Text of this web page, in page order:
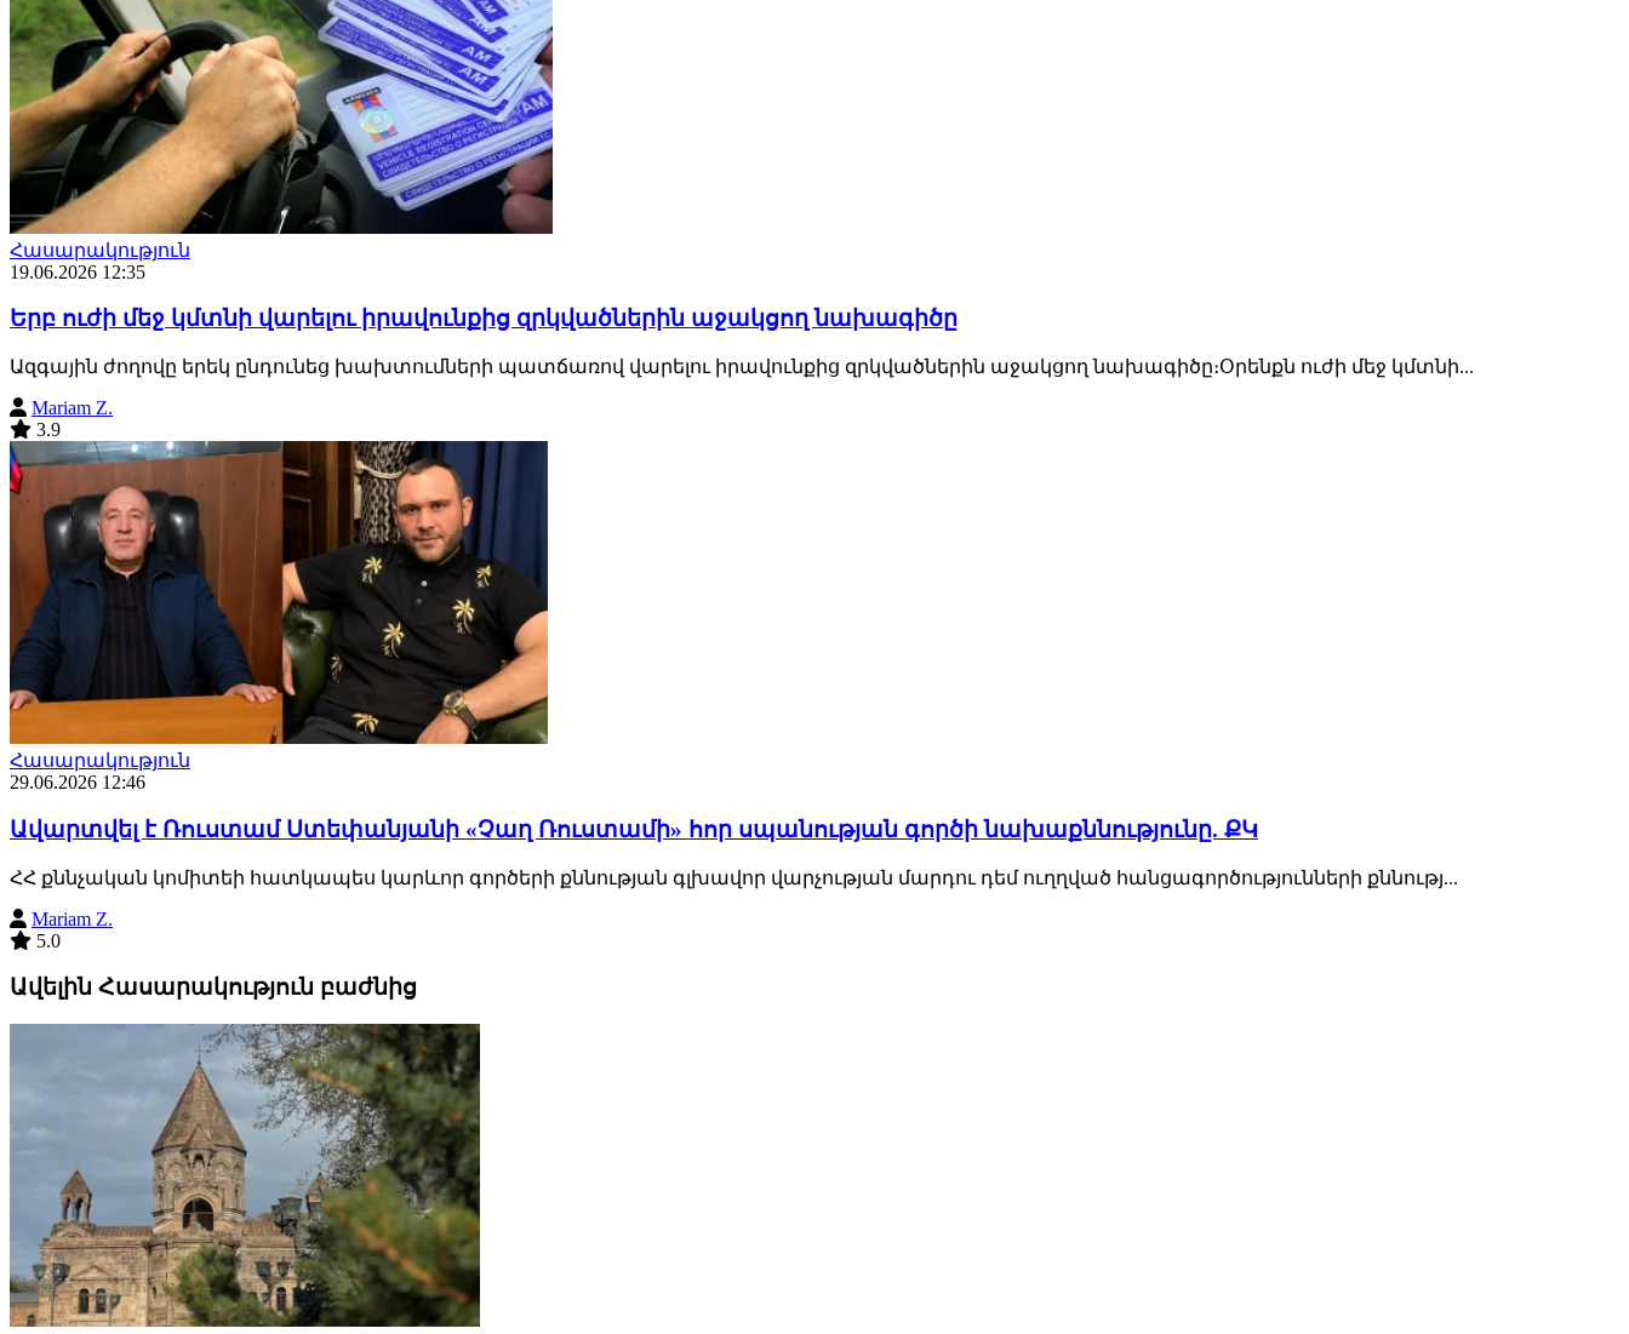
Հասարակություն
19.06.2026 12:35
Երբ ուժի մեջ կմտնի վարելու իրավունքից զրկվածներին աջակցող նախագիծը
Ազգային ժողովը երեկ ընդունեց խախտումների պատճառով վարելու իրավունքից զրկվածներին աջակցող նախագիծը։Օրենքն ուժի մեջ կմտնի...
Mariam Z.
3.9
Հասարակություն
29.06.2026 12:46
Ավարտվել է Ռուստամ Ստեփանյանի «Չաղ Ռուստամի» հոր սպանության գործի նախաքննությունը. ՔԿ
ՀՀ քննչական կոմիտեի հատկապես կարևոր գործերի քննության գլխավոր վարչության մարդու դեմ ուղղված հանցագործությունների քննությ...
Mariam Z.
5.0
Ավելին Հասարակություն բաժնից